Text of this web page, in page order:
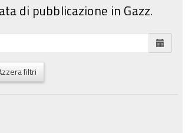
di pubblicazione in Gazz.
filtri